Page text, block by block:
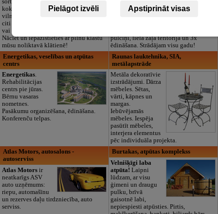
sortiments:
kokvilna, lins, zīds,
vilna, trikotāža un
citi audumi šūšanai
vai ražošanai.
Nāciet un iepazīstieties ar pilnu klāstu
mūsu noliktavā klātienē!
Zasulaukā, bērniem
pulciņi, liela zaļa teritorija un 3x
ēdināšana. Strādājam visu gadu!
Energetikas, veselības un atpūtas
centrs
Energetikas.
Rehabilitācijas
centrs pie jūras.
Bērnu vasaras
nometnes.
Pasākumu organizēšana, ēdināšana.
Konferenču telpas.
Raunas lauktehnika, SIA,
metālapstrāde
Metāla dekoratīvie
izstrādājumi. Dārza
mēbeles. Sētas,
vārti, kāpnes un
margas.
Iebūvējamās
mēbeles. Iespēja
pasūtīt mēbeles,
interjera elementus
pēc individuāla projekta.
Atlas Motors, autosalons -
autoserviss
Atlas Motorsir
neatkarīgs ASV
auto uzņēmums:
riepu, automašīnu
un rezerves daļu tirdzniecība, auto
serviss.
Burtakas, atpūtas komplekss
Velnišķīgi laba
atpūta! Laipni
lūdzam, ar visu
ģimeni un draugu
pulku, brīvā
gaisotnē labi,
nepiespiesti atpūsties. Pirtis,
Pielāgot izvēli Apstiprināt visas